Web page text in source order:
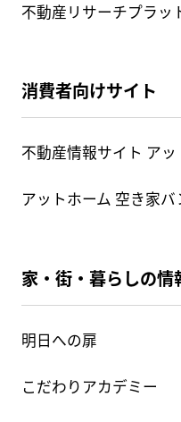
不動産リサーチプラッ
消費者向けサイト
不動産情報サイト アッ
アットホーム 空き家バ
家・街・暮らしの情
明日への扉
こだわりアカデミー